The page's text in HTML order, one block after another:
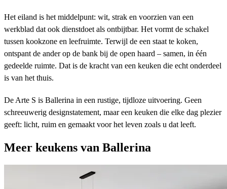
Het eiland is het middelpunt: wit, strak en voorzien van een
werkblad dat ook dienstdoet als ontbijtbar. Het vormt de schakel
tussen kookzone en leefruimte. Terwijl de een staat te koken,
ontspant de ander op de bank bij de open haard – samen, in één
gedeelde ruimte. Dat is de kracht van een keuken die echt onderdeel
is van het thuis.
De Arte S is Ballerina in een rustige, tijdloze uitvoering. Geen
schreeuwerig designstatement, maar een keuken die elke dag plezier
geeft: licht, ruim en gemaakt voor het leven zoals u dat leeft.
Meer keukens van Ballerina